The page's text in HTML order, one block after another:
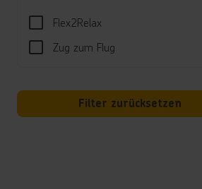
Flex2Relax
Zug zum Flug
Filter zurücksetzen